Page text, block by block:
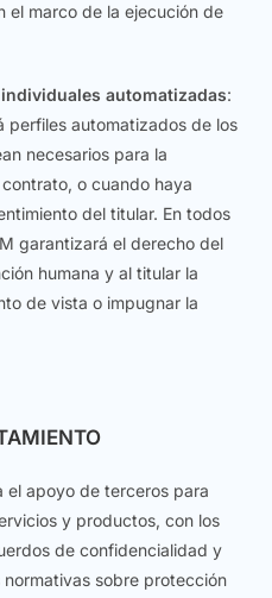
el marco de la ejecución de
automatizadas:
perfiles automatizados de los
necesarios para la
o cuando haya
del titular. En todos
garantizará el derecho del
humana y al titular la
de vista o impugnar la
el apoyo de terceros para
y productos, con los
de confidencialidad y
sobre protección